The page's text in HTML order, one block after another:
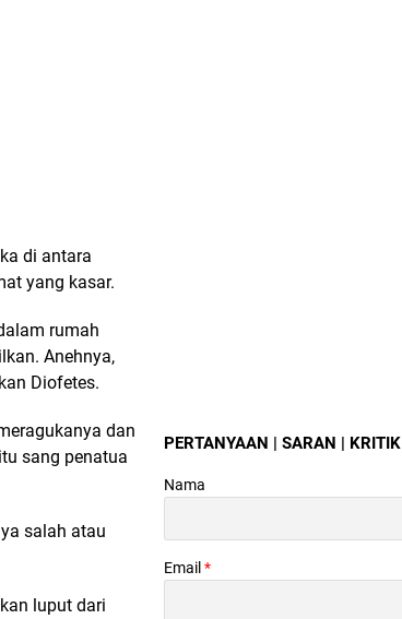
di antara
yang kasar.
rumah
Anehnya,
Diofetes.
dan
sang penatua
salah atau
luput dari
PERTANYAAN | SARAN | KRITIK
Nama
Email *